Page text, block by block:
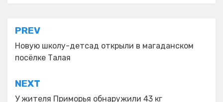
Навигация
по
записям
PREV
Новую школу-детсад открыли в магаданском
посёлке Талая
NEXT
У жителя Приморья обнаружили 43 кг